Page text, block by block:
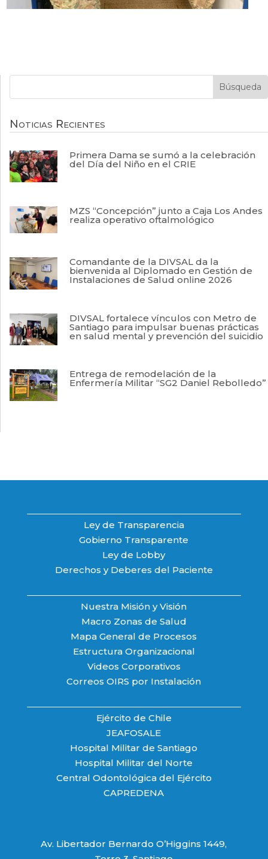
Noticias Recientes
Primera Dama se sumó a la celebración
del Día del Niño en el CRIE
MZS “Concepción” junto a Caja Los Andes
realiza operativo oftalmológico
Comandante de la DIVSAL da la
bienvenida al Diplomado en Gestión de
Instalaciones de Salud online 2026
DIVSAL fortalece vínculos con Metro de
Santiago para impulsar buenas prácticas
en salud mental y prevención del suicidio
Entrega de remodelación de la
Enfermería Militar “SG2 Daniel Rebolledo”
Ley de Transparencia
Gobierno Transparente
Ley de Lobby
Derechos y Deberes del Paciente
Nuestra Misión y Visión
Macro Zonas de Salud
Mapa General de Procesos
Estructura Organizacional
Videos Corporativos
Correos OIRS por Instalación
Ejército de Chile
JEAFOSALE
Hospital Militar de Santiago
Hospital Militar del Norte
Central Odontológica del Ejército
CAPREDENA
Av. Libertador Bernardo O’Higgins 1449,